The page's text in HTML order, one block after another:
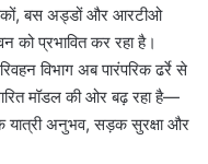
बस अड्डों और आरटीओ
प्रभावित कर रहा है।
विभाग अब पारंपरिक ढर्रे से
मॉडल की ओर बढ़ रहा है—
यात्री अनुभव, सड़क सुरक्षा और